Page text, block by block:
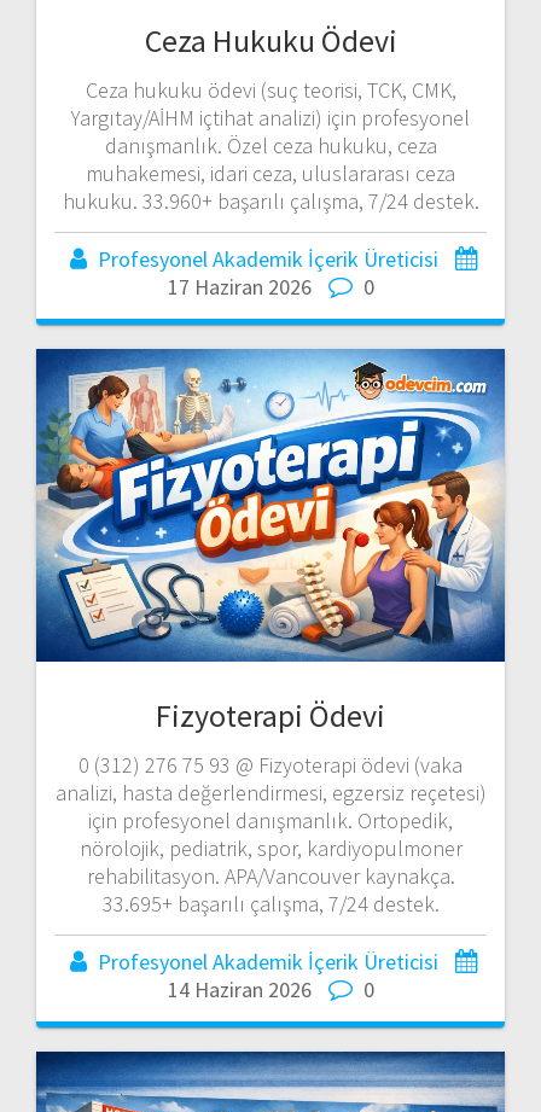
Ceza Hukuku Ödevi
Ceza hukuku ödevi (suç teorisi, TCK, CMK,
Yargıtay/AİHM içtihat analizi) için profesyonel
danışmanlık. Özel ceza hukuku, ceza
muhakemesi, idari ceza, uluslararası ceza
hukuku. 33.960+ başarılı çalışma, 7/24 destek.
Profesyonel Akademik İçerik Üreticisi
17 Haziran 2026
0
Fizyoterapi Ödevi
0 (312) 276 75 93 @ Fizyoterapi ödevi (vaka
analizi, hasta değerlendirmesi, egzersiz reçetesi)
için profesyonel danışmanlık. Ortopedik,
nörolojik, pediatrik, spor, kardiyopulmoner
rehabilitasyon. APA/Vancouver kaynakça.
33.695+ başarılı çalışma, 7/24 destek.
Profesyonel Akademik İçerik Üreticisi
14 Haziran 2026
0